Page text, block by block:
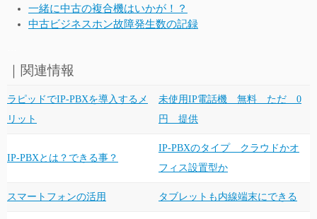
一緒に中古の複合機はいかが！？
中古ビジネスホン故障発生数の記録
｜関連情報
ラピッドでIP-PBXを導入するメ
リット
未使用IP電話機 無料 ただ 0
円 提供
IP-PBXとは？できる事？
IP-PBXのタイプ クラウドかオ
フィス設置型か
スマートフォンの活用 タブレットも内線端末にできる